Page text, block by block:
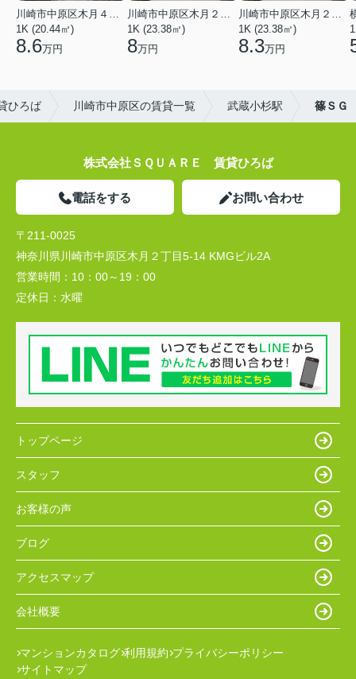
川崎市中原区木月４丁目
1K (20.44㎡)
8.6万円
川崎市中原区木月２丁目
1K (23.38㎡)
8万円
川崎市中原区木月２丁目
1K (23.38㎡)
8.3万円
ひろば 川崎市中原区の賃貸一覧 武蔵小杉駅 篠ＳＧ
株式会社ＳＱＵＡＲＥ 賃貸ひろば
電話をする お問い合わせ
〒211-0025
神奈川県川崎市中原区木月２丁目5-14 KMGビル2A
営業時間： 10：00～19：00
定休日： 水曜
トップページ
スタッフ
お客様の声
ブログ
アクセスマップ
会社概要
マンションカタログ 利用規約 プライバシーポリシー
サイトマップ